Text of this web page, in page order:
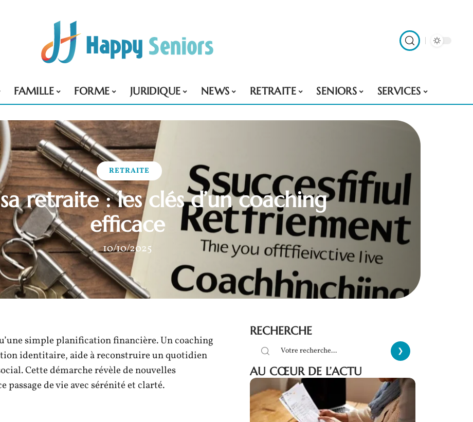
FAMILLE FORME JURIDIQUE NEWS RETRAITE SENIORS SERVICES
RETRAITE
retraite : les clés d’un coaching
efficace
10/10/2025
simple planification financière. Un coaching
identitaire, aide à reconstruire un quotidien
Cette démarche révèle de nouvelles
de vie avec sérénité et clarté.
RECHERCHE
AU CŒUR DE L’ACTU